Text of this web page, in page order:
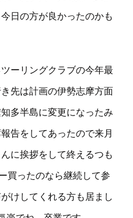
日の方が良かったのかも
ーリングクラブの今年最
先は計画の伊勢志摩方面
多半島に変更になったみ
告をしてあったので来月
に挨拶をして終えるつも
買ったのなら継続して参
けしてくれる方も居まし